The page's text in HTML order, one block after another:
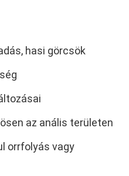
hasi görcsök
az anális területen
orrfolyás vagy